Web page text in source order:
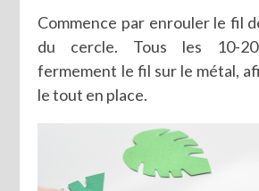
Commence par enrouler le fil
du cercle. Tous les 10-
fermement le fil sur le métal,
le tout en place.